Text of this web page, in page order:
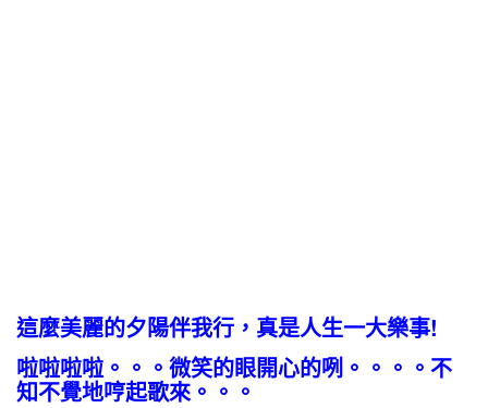
這麼美麗的夕陽伴我行，真是人生一大樂事!
啦啦啦啦。。。微笑的眼開心的咧。。。。不
知不覺地哼起歌來。。。